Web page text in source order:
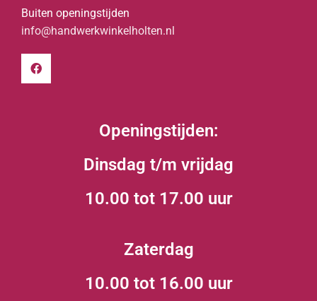
Buiten openingstijden
info@handwerkwinkelholten.nl
Openingstijden:
Dinsdag t/m vrijdag
10.00 tot 17.00 uur
Zaterdag
10.00 tot 16.00 uur